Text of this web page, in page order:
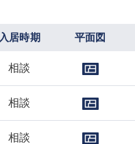
入居時期 平面図
相談
相談
相談